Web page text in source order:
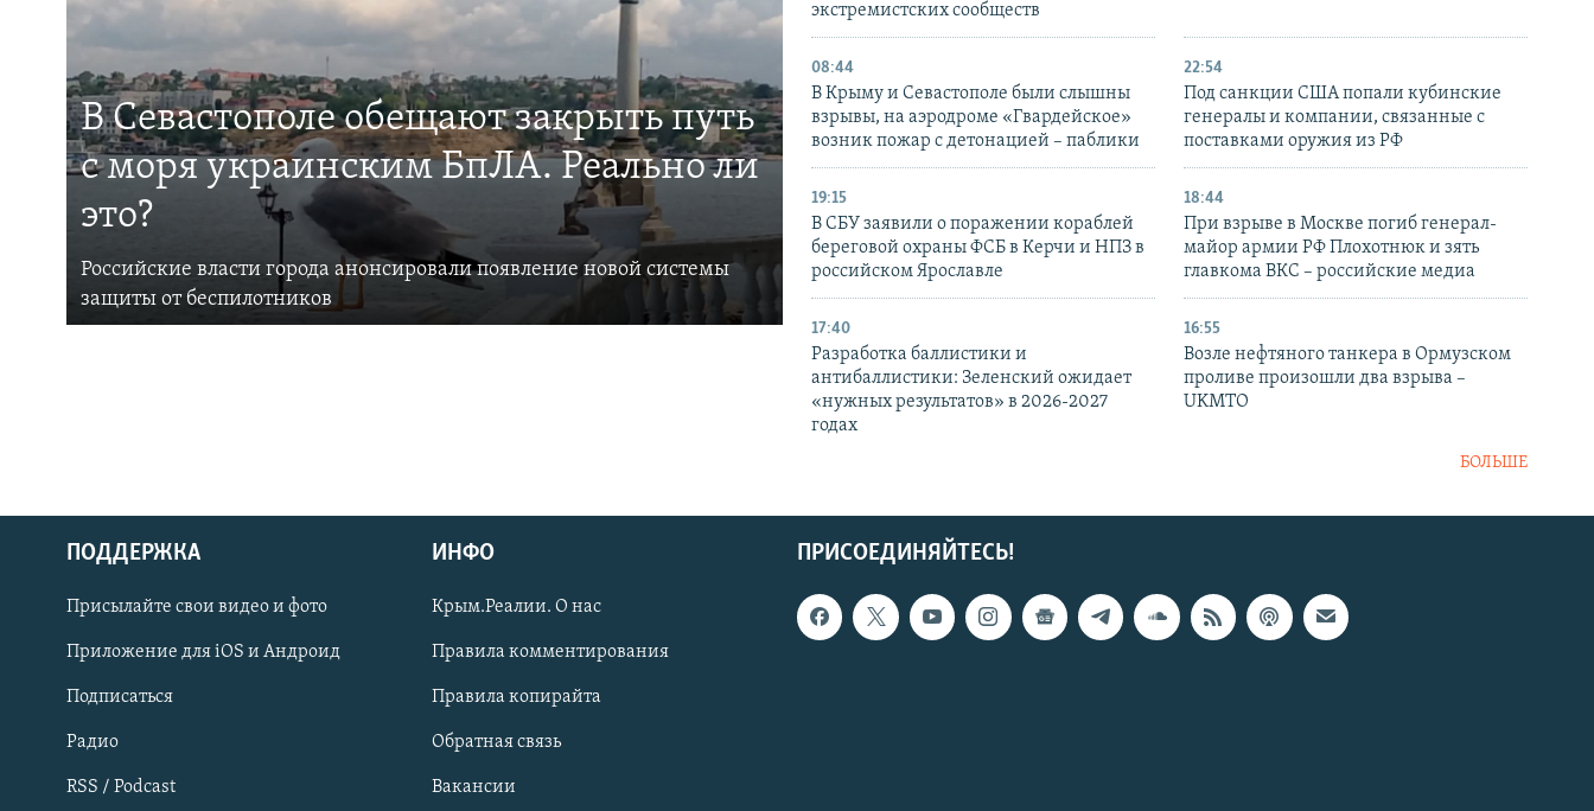
Українською
Qırımtatar
ПРИСОЕДИНЯЙТЕСЬ!
В Севастополе обещают закрыть путь
с моря украинским БпЛА. Реально ли
это?
Российские власти города анонсировали появление новой системы
защиты от беспилотников
экстремистских сообществ
08:44
В Крыму и Севастополе были слышны
взрывы, на аэродроме «Гвардейское»
возник пожар с детонацией – паблики
22:54
Под санкции США попали кубинские
генералы и компании, связанные с
поставками оружия из РФ
19:15
В СБУ заявили о поражении кораблей
береговой охраны ФСБ в Керчи и НПЗ в
российском Ярославле
18:44
При взрыве в Москве погиб генерал-
майор армии РФ Плохотнюк и зять
главкома ВКС – российские медиа
17:40
Разработка баллистики и
антибаллистики: Зеленский ожидает
«нужных результатов» в 2026-2027
годах
16:55
Возле нефтяного танкера в Ормузском
проливе произошли два взрыва –
UKMTO
БОЛЬШЕ
ПРИСОЕДИНЯЙТЕСЬ!
ПОДДЕРЖКА
Присылайте свои видео и фото
Приложение для iOS и Андроид
Подписаться
Радио
RSS / Podcast
ИНФО
Крым.Реалии. О нас
Правила комментирования
Правила копирайта
Обратная связь
Вакансии